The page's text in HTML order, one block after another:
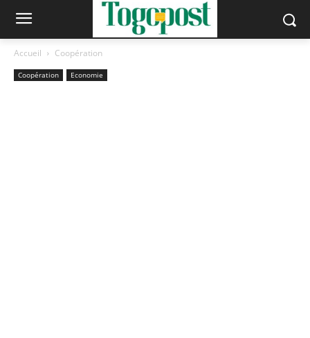
Accueil Coopération
Coopération Economie